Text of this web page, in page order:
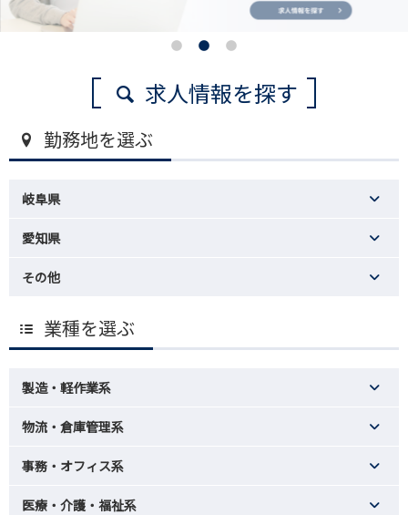
求人情報を探す
勤務地を選ぶ
岐阜県
愛知県
その他
業種を選ぶ
製造・軽作業系
物流・倉庫管理系
事務・オフィス系
医療・介護・福祉系